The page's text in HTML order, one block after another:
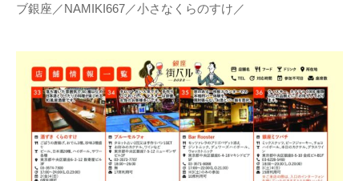
ブ銀座／NAMIKI667／小さなくらのすけ／